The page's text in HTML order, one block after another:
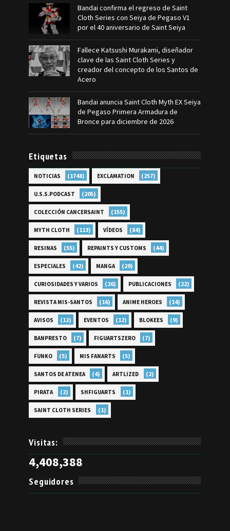
Bandai confirma el regreso de Saint
Cloth Series con Seiya de Pegaso V1
por el 40 aniversario de Saint Seiya
Fallece Katsushi Murakami, diseñador
clave de las Saint Cloth Series y
creador del concepto de los Santos de
Acero
Bandai anuncia Saint Cloth Myth EX Seiya
de Pegaso Primera Armadura de
Bronce para diciembre de 2026
Etiquetas
NOTICIAS (1748) EXCLAMATION (257)
U.S.S.PODCAST (205)
COLECCIÓN CANCERSAINT (155)
MYTH CLOTH (113) VÍDEOS (84)
RESINAS (55) REPAINTS Y CUSTOMS (44)
ESPECIALES (42) MANGA (29)
CURIOSIDADES Y VARIOS (26) PUBLICACIONES (22)
REVISTA MIS-SANTOS (16) ANIME HEROES (14)
AVISOS (12) EVENTOS (12) BLOKEES (9)
BANPRESTO (7) FIGUARTSZERO (7)
FUNKO (5) MIS FANARTS (5)
SANTOS DE ATENEA (4) ARTLIZED (2)
PIRATA (2) SHFIGUARTS (1)
SAINT CLOTH SERIES (1)
Visitas:
4,408,388
Seguidores